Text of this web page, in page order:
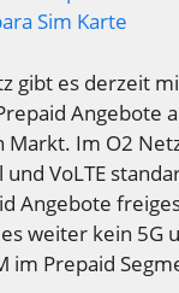
Sim Karte
gibt es derzeit
Angebote
Markt. Im O2
und VoLTE
Angebote
weiter kein 5G
im Prepaid